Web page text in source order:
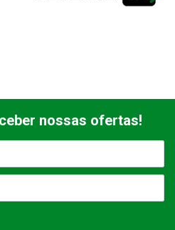
nossas ofertas!